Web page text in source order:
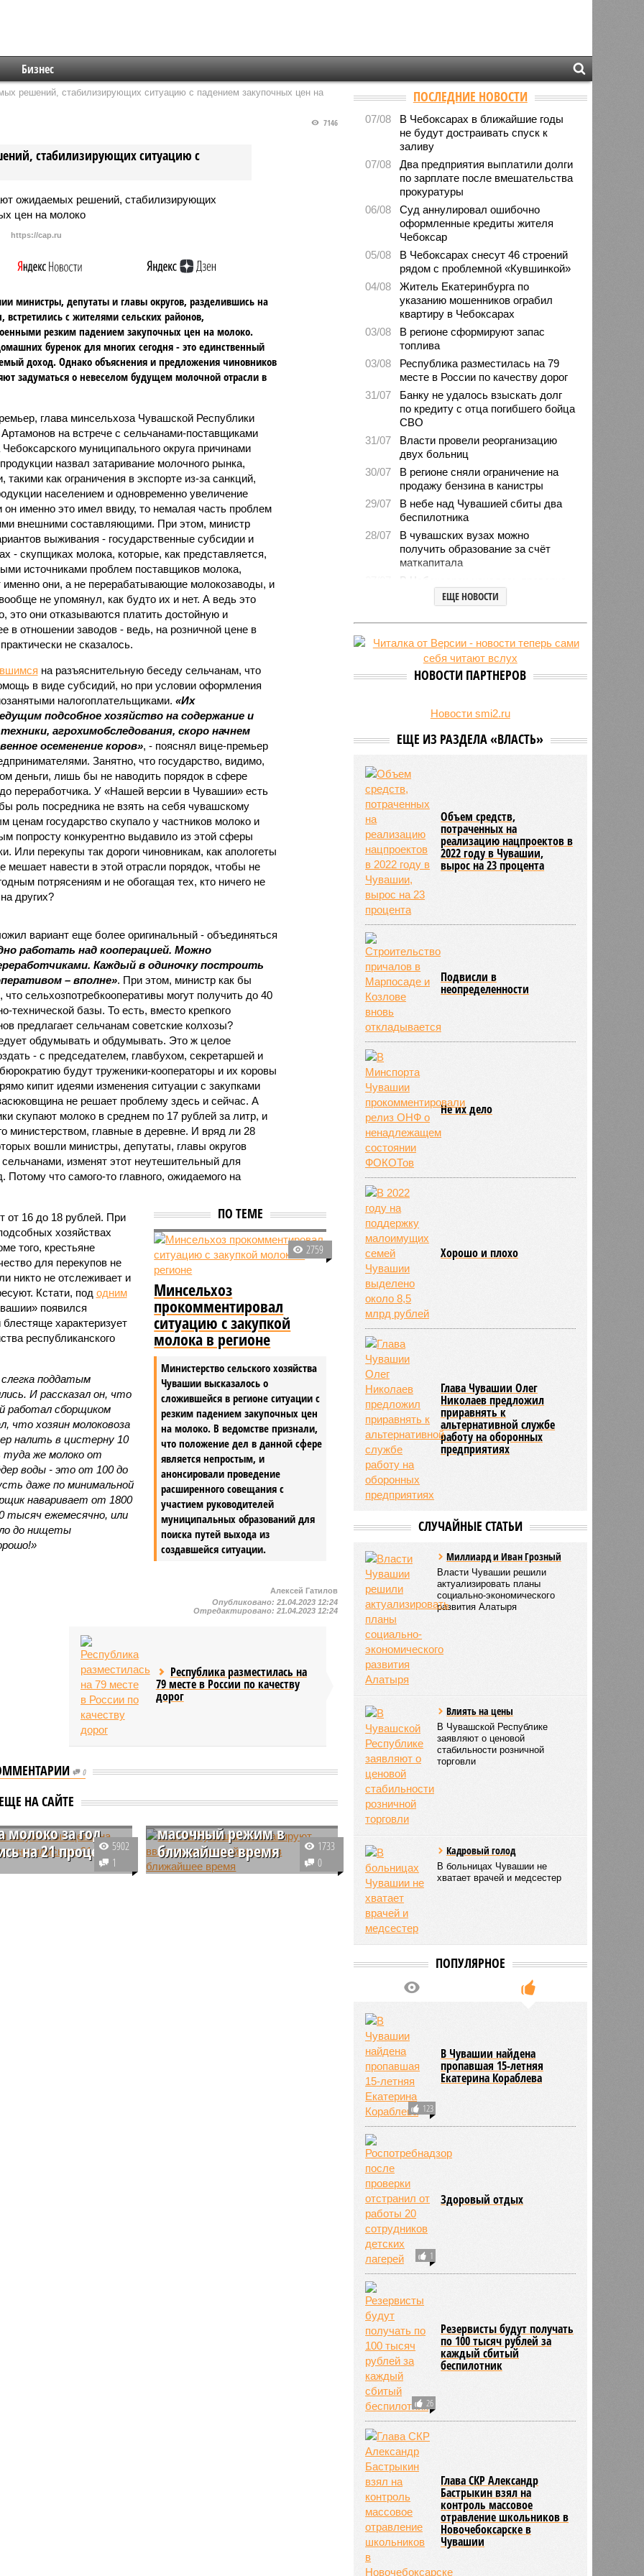
Бизнес
решений, стабилизирующих ситуацию с падением закупочных цен на
стабилизирующих ситуацию с
7146
https://cap.ru
министры, депутаты и главы округов, разделившись на
встретились с жителями сельских районов,
резким падением закупочных цен на молоко.
буренок для многих сегодня - это единственный
доход. Однако объяснения и предложения чиновников
задуматься о невеселом будущем молочной отрасли в
глава минсельхоза Чувашской Республики
на встрече с сельчанами-поставщиками
муниципального округа причинами
назвал затаривание молочного рынка,
как ограничения в экспорте из-за санкций,
населением и одновременно увеличение
именно это имел ввиду, то немалая часть проблем
внешними составляющими. При этом, министр
выживания - государственные субсидии и
- скупщиках молока, которые, как представляется,
источниками проблем поставщиков молока,
именно они, а не перерабатывающие молокозаводы, и
не упомянул, как будто их и нет. А ведь это
это они отказываются платить достойную и
в отношении заводов - ведь, на розничной цене в
не сказалось.
на разъяснительную беседу сельчанам, что
в виде субсидий, но при условии оформления
налогоплательщиками. «Их
подсобное хозяйство на содержание и
агрохимобследования, скоро начнем
осеменение коров», - пояснял вице-премьер
Занятно, что государство, видимо,
деньги, лишь бы не наводить порядок в сфере
переработчика. У «Нашей версии в Чувашии» есть
роль посредника не взять на себя чувашскому
государство скупало у частников молоко и
попросту конкурентно выдавило из этой сферы
Или перекупы так дороги чиновникам, как апологеты
мешает навести в этой отрасли порядок, чтобы не
потрясениям и не обогащая тех, кто ничего не
других?
вариант еще более оригинальный - объединяться
работать над кооперацией. Можно
Каждый в одиночку построить
– вполне». При этом, министр как бы
сельхозпотребкооперативы могут получить до 40
технической базы. То есть, вместо крепкого
предлагает сельчанам советские колхозы?
обдумывать и обдумывать. Это ж целое
- с председателем, главбухом, секретаршей и
будут труженики-кооператоры и их коровы
кипит идеями изменения ситуации с закупками
не решает проблему здесь и сейчас. А
скупают молоко в среднем по 17 рублей за литр, и
министерством, главные в деревне. И вряд ли 28
вошли министры, депутаты, главы округов
изменят этот неутешительный для
что самого-то главного, ожидаемого на
ПО ТЕМЕ
2759
Минсельхоз
прокомментировал
ситуацию с закупкой
молока в регионе
Министерство сельского хозяйства
Чувашии высказалось о
сложившейся в регионе ситуации с
резким падением закупочных цен
на молоко. В ведомстве признали,
что положение дел в данной сфере
является непростым, и
анонсировали проведение
расширенного совещания с
участием руководителей
муниципальных образований для
поиска путей выхода из
создавшейся ситуации.
от 16 до 18 рублей. При
хозяйствах
того, крестьяне
для перекупов не
никто не отслеживает и
Кстати, под одним
появился
характеризует
республиканского
поддатым
И рассказал он, что
работал сборщиком
что хозяин молоковоза
налить в цистерну 10
туда же молоко от
воды - это от 100 до
даже по минимальной
наваривает от 1800
тысяч ежемесячно, или
до нищеты
Алексей Гатилов
Опубликовано:21.04.2023 12:24
Отредактировано:21.04.2023 12:24
Республика разместилась на
79 месте в России по качеству
дорог
0
ЕЩЕ НА САЙТЕ
закупочные
молоко за год
на 21 процент
Республике
5902
1
Власти Чувашии не
масочный режим в
ближайшее время
В Чувашии шесть дней подряд
1733
0
ПОСЛЕДНИЕ НОВОСТИ
07/08
В Чебоксарах в ближайшие годы
не будут достраивать спуск к
заливу
07/08
Два предприятия выплатили долги
по зарплате после вмешательства
прокуратуры
06/08
Суд аннулировал ошибочно
оформленные кредиты жителя
Чебоксар
05/08
В Чебоксарах снесут 46 строений
рядом с проблемной «Кувшинкой»
04/08
Житель Екатеринбурга по
указанию мошенников ограбил
квартиру в Чебоксарах
03/08
В регионе сформируют запас
топлива
03/08
Республика разместилась на 79
месте в России по качеству дорог
31/07
Банку не удалось взыскать долг
по кредиту с отца погибшего бойца
СВО
31/07
Власти провели реорганизацию
двух больниц
30/07
В регионе сняли ограничение на
продажу бензина в канистры
29/07
В небе над Чувашией сбиты два
беспилотника
28/07
В чувашских вузах можно
получить образование за счёт
маткапитала
В Чебоксарах началась проверка
готовности школ и детсадов к
новому учебному году
27/07
Чувашские врачи выходили
младенца массой 745 граммов
Чувашские аграрии начали уборку
урожая
ЕЩЕ НОВОСТИ
НОВОСТИ ПАРТНЕРОВ
Новости smi2.ru
ЕЩЕ ИЗ РАЗДЕЛА «ВЛАСТЬ»
Объем средств,
потраченных на
реализацию нацпроектов в
2022 году в Чувашии,
вырос на 23 процента
Подвисли в
неопределенности
Не их дело
Хорошо и плохо
Глава Чувашии Олег
Николаев предложил
приравнять к
альтернативной службе
работу на оборонных
предприятиях
СЛУЧАЙНЫЕ СТАТЬИ
Миллиард и Иван Грозный
Власти Чувашии решили
актуализировать планы
социально-экономического
развития Алатыря
Влиять на цены
В Чувашской Республике
заявляют о ценовой
стабильности розничной
торговли
Кадровый голод
В больницах Чувашии не
хватает врачей и медсестер
ПОПУЛЯРНОЕ
123
В Чувашии найдена
пропавшая 15-летняя
Екатерина Кораблева
1
Здоровый отдых
26
Резервисты будут получать
по 100 тысяч рублей за
каждый сбитый
беспилотник
Глава СКР Александр
Бастрыкин взял на
контроль массовое
отравление школьников в
Новочебоксарске в
Чувашии